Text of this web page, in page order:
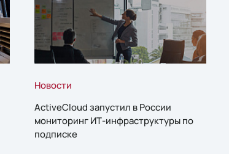
Новости
ActiveCloud запустил в России
мониторинг ИТ-инфраструктуры по
подписке